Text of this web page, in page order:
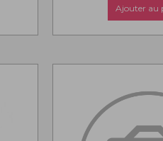
Ajouter au